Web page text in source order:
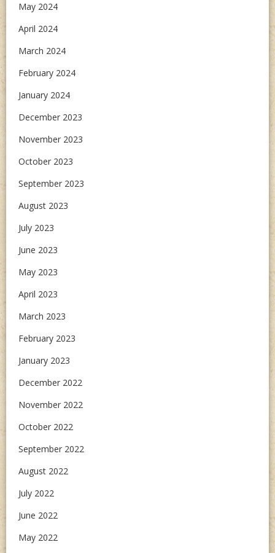
May 2024
April 2024
March 2024
February 2024
January 2024
December 2023
November 2023
October 2023
September 2023
August 2023
July 2023
June 2023
May 2023
April 2023
March 2023
February 2023
January 2023
December 2022
November 2022
October 2022
September 2022
August 2022
July 2022
June 2022
May 2022